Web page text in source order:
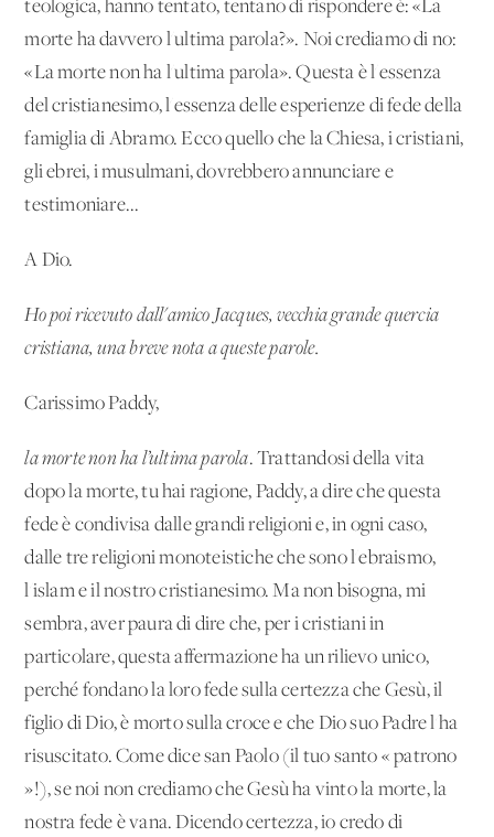
teologica, hanno tentato, tentano di rispondere è: «La
morte ha davvero l'ultima parola?». Noi crediamo di no:
«La morte non ha l'ultima parola». Questa è l'essenza
del cristianesimo, l'essenza delle esperienze di fede della
famiglia di Abramo. Ecco quello che la Chiesa, i cristiani,
gli ebrei, i musulmani, dovrebbero annunciare e
testimoniare...
A Dio.
Ho poi ricevuto dall'amico Jacques, vecchia grande quercia
cristiana, una breve nota a queste parole.
Carissimo Paddy,
la morte non ha l’ultima parola. Trattandosi della vita
dopo la morte, tu hai ragione, Paddy, a dire che questa
fede è condivisa dalle grandi religioni e, in ogni caso,
dalle tre religioni monoteistiche che sono l'ebraismo,
l'islam e il nostro cristianesimo. Ma non bisogna, mi
sembra, aver paura di dire che, per i cristiani in
particolare, questa affermazione ha un rilievo unico,
perché fondano la loro fede sulla certezza che Gesù, il
figlio di Dio, è morto sulla croce e che Dio suo Padre l'ha
risuscitato. Come dice san Paolo (il tuo santo « patrono
»!), se noi non crediamo che Gesù ha vinto la morte, la
nostra fede è vana. Dicendo certezza, io credo di